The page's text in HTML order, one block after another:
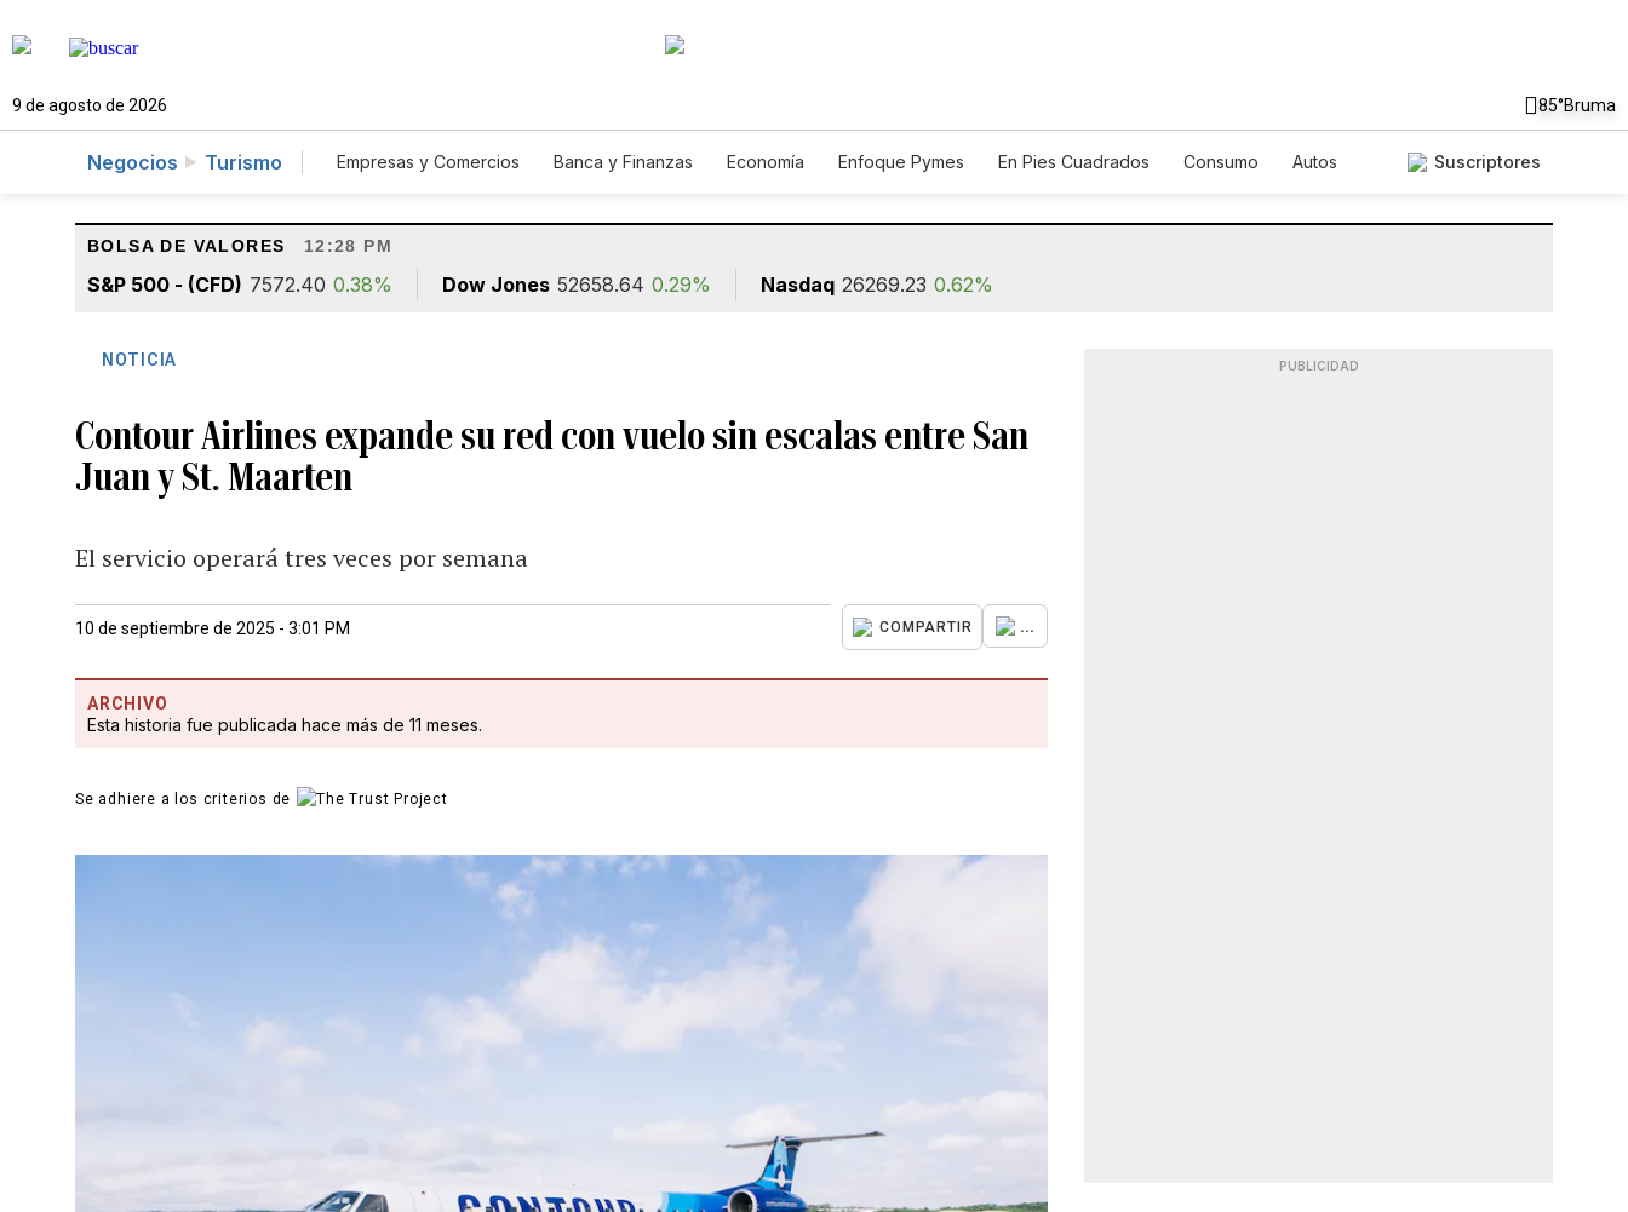
9 de agosto de 2026 85°Bruma
Negocios Turismo Empresas y Comercios Banca y Finanzas Economía Enfoque Pymes En Pies Cuadrados Consumo
Autos
Suscriptores
BOLSA DE VALORES 12:28 PM
S&P 500 - (CFD) 7572.40 0.38% Dow Jones 52658.64 0.29% Nasdaq 26269.23 0.62%
NOTICIA
Contour Airlines expande su red con vuelo sin escalas entre San
Juan y St. Maarten
El servicio operará tres veces por semana
10 de septiembre de 2025 - 3:01 PM COMPARTIR ...
ARCHIVO
Esta historia fue publicada hace más de 11 meses.
Se adhiere a los criterios de
PUBLICIDAD